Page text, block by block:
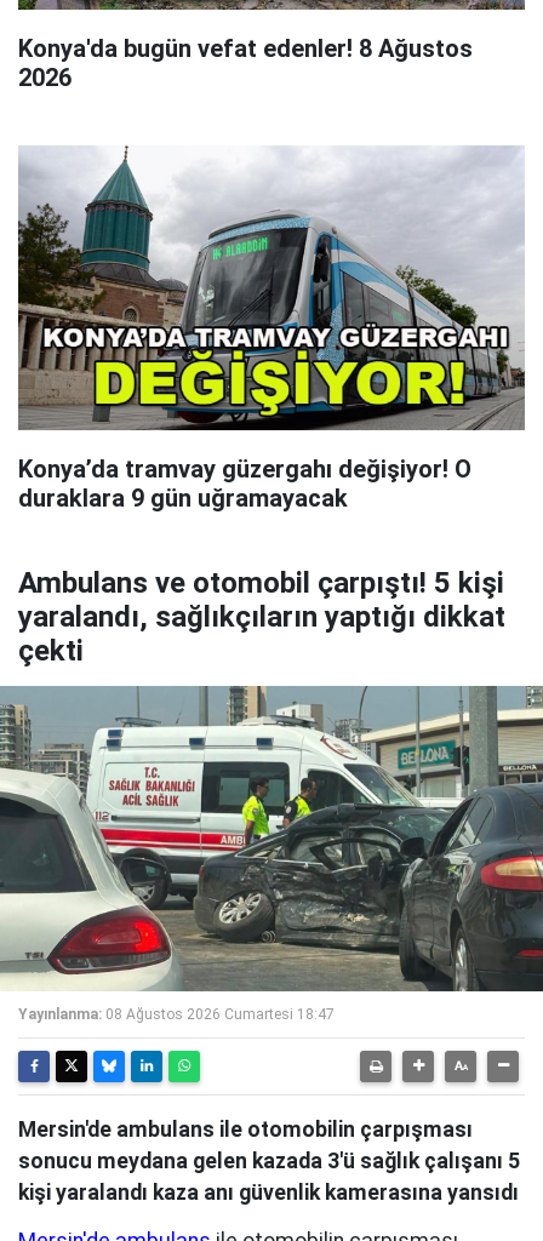
Konya'da bugün vefat edenler! 8 Ağustos
2026
Konya’da tramvay güzergahı değişiyor! O
duraklara 9 gün uğramayacak
Ambulans ve otomobil çarpıştı! 5 kişi
yaralandı, sağlıkçıların yaptığı dikkat
çekti
Yayınlanma: 08 Ağustos 2026 Cumartesi 18:47
Mersin'de ambulans ile otomobilin çarpışması
sonucu meydana gelen kazada 3'ü sağlık çalışanı 5
kişi yaralandı kaza anı güvenlik kamerasına yansıdı